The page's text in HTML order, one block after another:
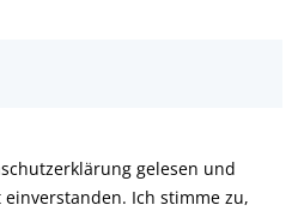
gelesen und
Ich stimme zu,